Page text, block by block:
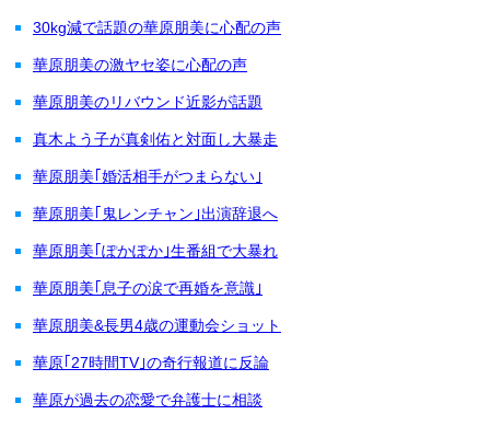
30kg減で話題の華原朋美に心配の声
華原朋美の激ヤセ姿に心配の声
華原朋美のリバウンド近影が話題
真木よう子が真剣佑と対面し大暴走
華原朋美｢婚活相手がつまらない｣
華原朋美｢鬼レンチャン｣出演辞退へ
華原朋美｢ぽかぽか｣生番組で大暴れ
華原朋美｢息子の涙で再婚を意識｣
華原朋美&長男4歳の運動会ショット
華原｢27時間TV｣の奇行報道に反論
華原が過去の恋愛で弁護士に相談